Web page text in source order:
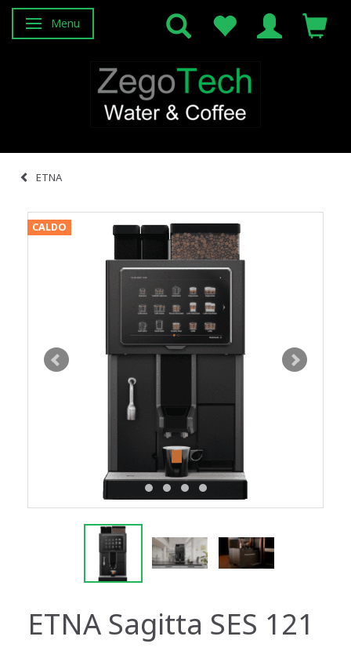
Attiva/disattiva navigazione
Menu
ETNA
CALDO
ETNA Sagitta SES 121